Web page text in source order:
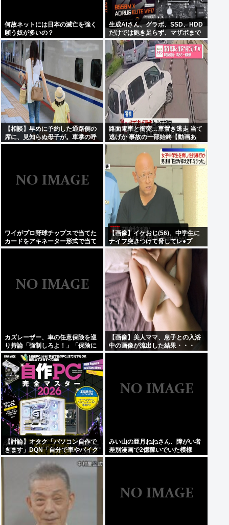
何故ネットには日本の滅亡を強く
願う奴が多いの？
生成AIさん、グラボ、SSD、HDD
だけでは飽き足らず、マザボまで
値上げさせる 自作PCガチ終了
50%の大幅値上か
【相談】早めに予約した通路側の
席に、見知らぬ母子が。車掌の呼
びかけにも「目を閉じて無視」し
路面電車と衝突…車置き逃走 当て
逃げか 事故の一部始終【動画あ
り】
ワイがプロ野球チップスで当てた
カードをアキネーター形式で当て
るスレwww
【画像】イケおじ(56)、中学生に
ナイフ突きつけて脅してレ●プ
www
カズレーザー、車の任意保険を巡
り持論「強制しろよ！」「保険に
も入れないヤツは運転すんなよ」
【画像】美人ママ、息子との入浴
中の画像が流出した結果・・・
【討論】オタク「パソコン自作で
きます」DQN「自分で車やバイク
いじれます」
みい山の亜月ねねさん、障がい者
差別漫画で2億稼いでいた模様
www